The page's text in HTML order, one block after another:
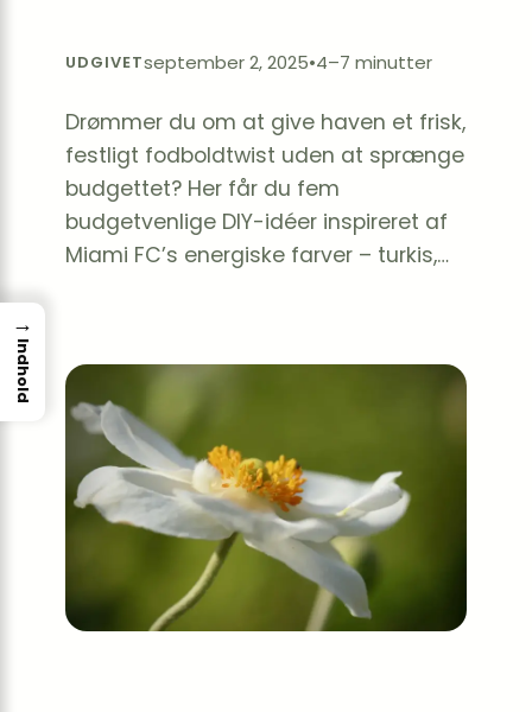
UDGIVETseptember 2, 2025•4–7 minutter
Drømmer du om at give haven et frisk,
festligt fodboldtwist uden at sprænge
budgettet? Her får du fem
budgetvenlige DIY-idéer inspireret af
Miami FC’s energiske farver – turkis,…
→
Indhold